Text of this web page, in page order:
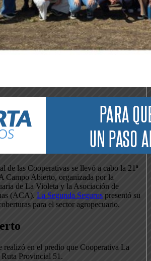
de las Cooperativas se llevó a cabo la 21ª
Campo Abierto, organizada por la
de La Violeta y la Asociación de
(ACA). La Segunda Seguros presentó su
para el sector agropecuario.
realizó en el predio que Cooperativa La
Provincial 51.